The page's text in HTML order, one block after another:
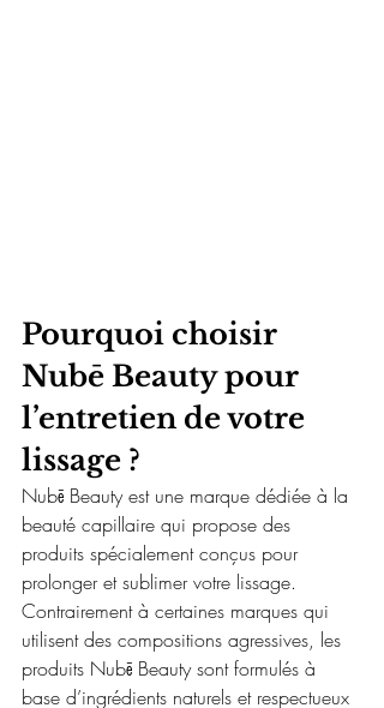
Pourquoi choisir
Nubē Beauty pour
l’entretien de votre
lissage ?
Nubē Beauty est une marque dédiée à la
beauté capillaire qui propose des
produits spécialement conçus pour
prolonger et sublimer votre lissage.
Contrairement à certaines marques qui
utilisent des compositions agressives, les
produits Nubē Beauty sont formulés à
base d’ingrédients naturels et respectueux